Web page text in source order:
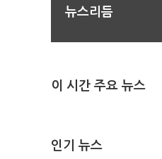
뉴스리듬
이 시간 주요 뉴스
인기 뉴스